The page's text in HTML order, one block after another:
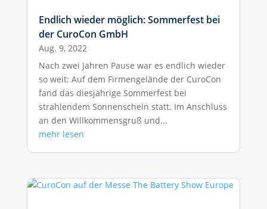
Endlich wieder möglich: Sommerfest bei
der CuroCon GmbH
Aug. 9, 2022
Nach zwei Jahren Pause war es endlich wieder
so weit: Auf dem Firmengelände der CuroCon
fand das diesjährige Sommerfest bei
strahlendem Sonnenschein statt. Im Anschluss
an den Willkommensgruß und...
mehr lesen